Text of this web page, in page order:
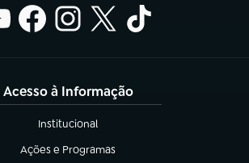
Acesso à Informação
Institucional
(abre em nova aba)
Ações e Programas
(abre em nova aba)